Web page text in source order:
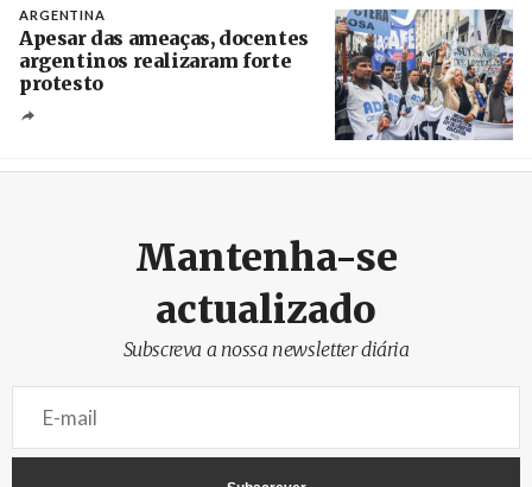
ARGENTINA
Apesar das ameaças, docentes
argentinos realizaram forte
protesto
Mantenha-se
actualizado
Subscreva a nossa newsletter diária